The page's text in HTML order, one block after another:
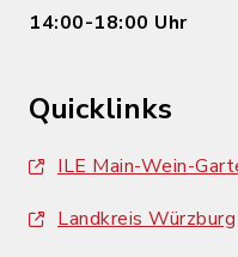
14:00-18:00 Uhr
Quicklinks
ILE Main-Wein-
Landkreis Würzburg